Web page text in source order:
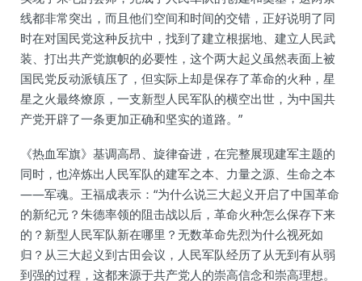
线都非常突出，而且他们空间和时间的交错，正好说明了同
时在对国民党这种反抗中，找到了建立根据地、建立人民武
装、打出共产党旗帜的必要性，这个两大起义虽然表面上被
国民党反动派镇压了，但实际上却是保存了革命的火种，星
星之火最终燎原，一支新型人民军队的横空出世，为中国共
产党开辟了一条更加正确和坚实的道路。”
《热血军旗》基调高昂、旋律奋进，在完整展现建军主题的
同时，也淬炼出人民军队的建军之本、力量之源、生命之本
——军魂。王福成表示：“为什么说三大起义开启了中国革命
的新纪元？朱德率领的阻击战以后，革命火种怎么保存下来
的？新型人民军队新在哪里？无数革命先烈为什么视死如
归？从三大起义到古田会议，人民军队经历了从无到有从弱
到强的过程，这都来源于共产党人的崇高信念和崇高理想。